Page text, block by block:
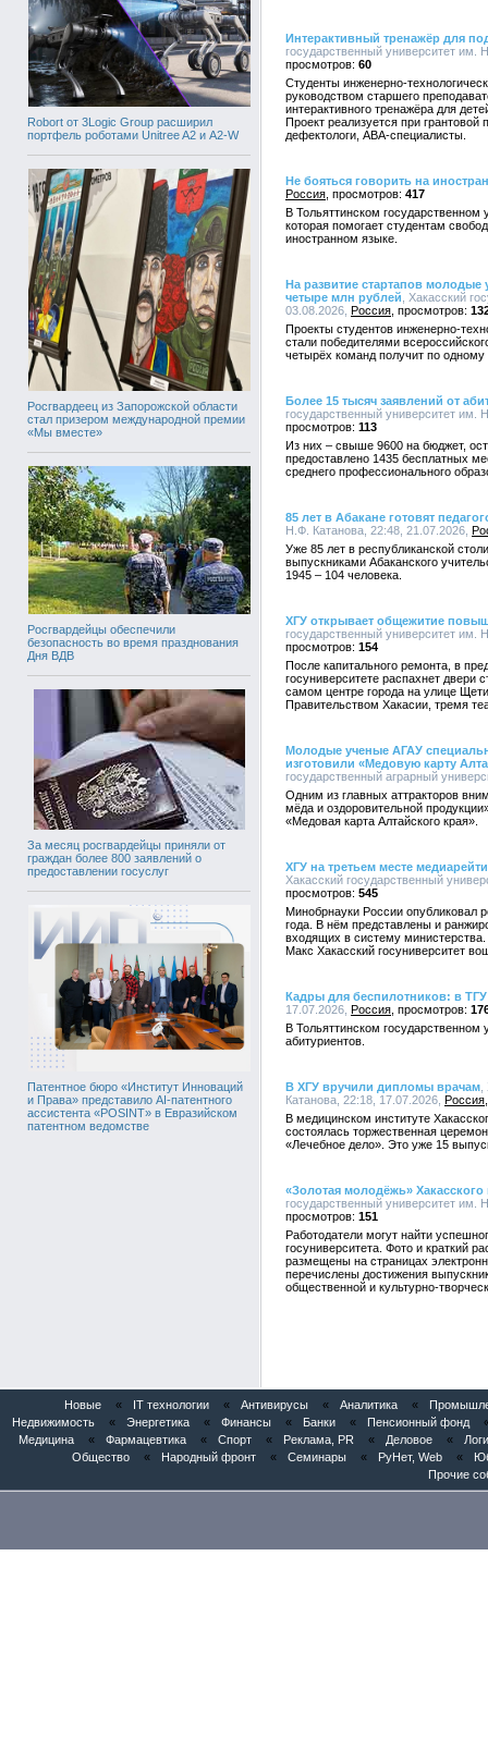
Robort от 3Logic Group расширил
портфель роботами Unitree A2 и A2-W
Росгвардеец из Запорожской области
стал призером международной премии
«Мы вместе»
Росгвардейцы обеспечили
безопасность во время празднования
Дня ВДВ
За месяц росгвардейцы приняли от
граждан более 800 заявлений о
предоставлении госуслуг
Патентное бюро «Институт Инноваций
и Права» представило AI-патентного
ассистента «POSINT» в Евразийском
патентном ведомстве
Интерактивный тренажёр для
государственный университет им.
60
Студенты инженерно-
руководством старшего
интерактивного тренажёра для
Проект реализуется при грантовой
дефектологи, АВА-специалисты.
Не бояться говорить на
Россия
417
В Тольяттинском государственном
которая помогает студентам
иностранном языке.
На развитие стартапов
четыре млн рублей , Хакасский
03.08.2026, Россия
Проекты студентов инженерно-
стали победителями
четырёх команд получит по
Более 15 тысяч заявлений от
государственный университет им.
113
Из них – свыше 9600 на бюджет,
предоставлено 1435 бесплатных
среднего профессионального
85 лет в Абакане готовят
Н.Ф. Катанова, 22:48, 21.07.2026,
Уже 85 лет в республиканской
выпускниками Абаканского
1945 – 104 человека.
ХГУ открывает общежитие
государственный университет им.
154
После капитального ремонта, в
госуниверситете распахнет
самом центре города на улице
Правительством Хакасии, тремя
Молодые ученые АГАУ
изготовили «Медовую карту
государственный аграрный
Одним из главных аттракторов
мёда и оздоровительной
«Медовая карта Алтайского края».
ХГУ на третьем месте
Хакасский государственный
545
Минобрнауки России опубликовал
года. В нём представлены и
входящих в систему
Макс Хакасский госуниверситет
Кадры для беспилотников: в
17.07.2026, Россия
В Тольяттинском
абитуриентов.
В ХГУ вручили дипломы врачам
Катанова, 22:18, 17.07.2026, Россия
В медицинском институте
состоялась торжественная
«Лечебное дело». Это уже 15
«Золотая молодёжь» Хакасского
государственный университет им.
151
Работодатели могут найти
госуниверситета. Фото и краткий
размещены на страницах
перечислены достижения
общественной и культурно-
Новые « IT технологии « Антивирусы « Аналитика «
Недвижимость
« Энергетика « Финансы « Банки « Пенсионный фонд
Медицина
« Фармацевтика « Спорт « Реклама, PR « Деловое «
Общество
« Народный фронт « Семинары « РуНет, Web «
Прочие